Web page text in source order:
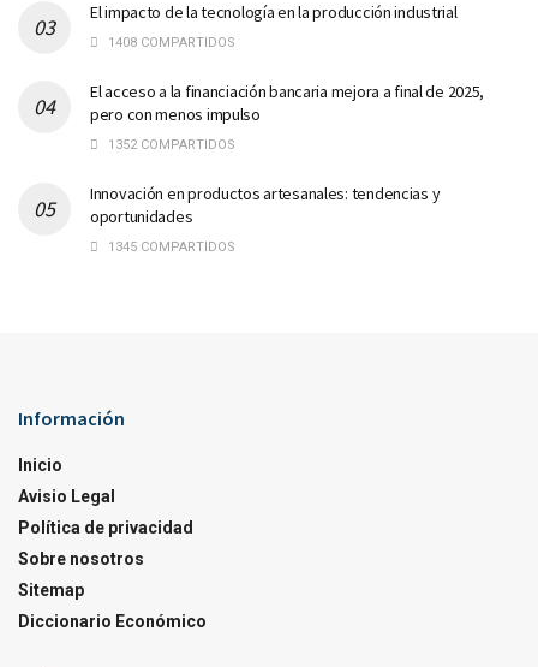
El impacto de la tecnología en la producción industrial
1408 COMPARTIDOS
El acceso a la financiación bancaria mejora a final de 2025,
pero con menos impulso
1352 COMPARTIDOS
Innovación en productos artesanales: tendencias y
oportunidades
1345 COMPARTIDOS
Información
Inicio
Avisio Legal
Política de privacidad
Sobre nosotros
Sitemap
Diccionario Económico